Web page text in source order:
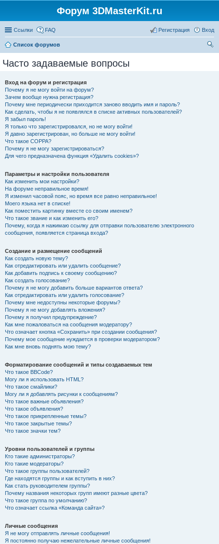
Форум 3DMasterKit.ru
Ссылки FAQ Вход
Регистрация
Список форумов
Часто задаваемые вопросы
Вход на форум и регистрация
Почему я не могу войти на форум?
Зачем вообще нужна регистрация?
Почему мне периодически приходится заново вводить имя и пароль?
Как сделать, чтобы я не появлялся в списке активных пользователей?
Я забыл пароль!
Я только что зарегистрировался, но не могу войти!
Я давно зарегистрирован, но больше не могу войти!
Что такое COPPA?
Почему я не могу зарегистрироваться?
Для чего предназначена функция «Удалить cookies»?
Параметры и настройки пользователя
Как изменить мои настройки?
На форуме неправильное время!
Я изменил часовой пояс, но время все равно неправильное!
Моего языка нет в списке!
Как поместить картинку вместе со своим именем?
Что такое звание и как изменить его?
Почему, когда я нажимаю ссылку для отправки пользователю электронного
сообщения, появляется страница входа?
Создание и размещение сообщений
Как создать новую тему?
Как отредактировать или удалить сообщение?
Как добавить подпись к своему сообщению?
Как создать голосование?
Почему я не могу добавить больше вариантов ответа?
Как отредактировать или удалить голосование?
Почему мне недоступны некоторые форумы?
Почему я не могу добавлять вложения?
Почему я получил предупреждение?
Как мне пожаловаться на сообщения модератору?
Что означает кнопка «Сохранить» при создании сообщения?
Почему мое сообщение нуждается в проверки модератором?
Как мне вновь поднять мою тему?
Форматирование сообщений и типы создаваемых тем
Что такое BBCode?
Могу ли я использовать HTML?
Что такое смайлики?
Могу ли я добавлять рисунки к сообщениям?
Что такое важные объявления?
Что такое объявления?
Что такое прикрепленные темы?
Что такое закрытые темы?
Что такое значки тем?
Уровни пользователей и группы
Кто такие администраторы?
Кто такие модераторы?
Что такое группы пользователей?
Где находятся группы и как вступить в них?
Как стать руководителем группы?
Почему названия некоторых групп имеют разные цвета?
Что такое группа по умолчанию?
Что означает ссылка «Команда сайта»?
Личные сообщения
Я не могу отправлять личные сообщения!
Я постоянно получаю нежелательные личные сообщения!